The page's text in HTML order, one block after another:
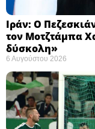
Ιράν: Ο
τον Μοτζτάμπα
δύσκολη» ​
6 Αυγούστου 2026